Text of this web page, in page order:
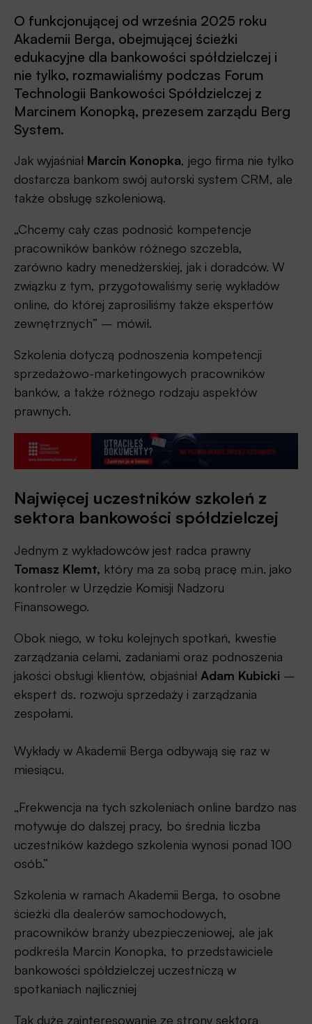
O funkcjonującej od września 2025 roku
Akademii Berga, obejmującej ścieżki
edukacyjne dla bankowości spółdzielczej i
nie tylko, rozmawialiśmy podczas Forum
Technologii Bankowości Spółdzielczej z
Marcinem Konopką, prezesem zarządu Berg
System.
Jak wyjaśniał Marcin Konopka, jego firma nie tylko
dostarcza bankom swój autorski system CRM, ale
także obsługę szkoleniową.
„Chcemy cały czas podnosić kompetencje
pracowników banków różnego szczebla,
zarówno kadry menedżerskiej, jak i doradców. W
związku z tym, przygotowaliśmy serię wykładów
online, do której zaprosiliśmy także ekspertów
zewnętrznych” – mówił.
Szkolenia dotyczą podnoszenia kompetencji
sprzedażowo-marketingowych pracowników
banków, a także różnego rodzaju aspektów
prawnych.
Najwięcej uczestników szkoleń z
sektora bankowości spółdzielczej
Jednym z wykładowców jest radca prawny
Tomasz Klemt, który ma za sobą pracę m.in. jako
kontroler w Urzędzie Komisji Nadzoru
Finansowego.
Obok niego, w toku kolejnych spotkań, kwestie
zarządzania celami, zadaniami oraz podnoszenia
jakości obsługi klientów, objaśniał Adam Kubicki –
ekspert ds. rozwoju sprzedaży i zarządzania
zespołami.
Wykłady w Akademii Berga odbywają się raz w
miesiącu.
„Frekwencja na tych szkoleniach online bardzo nas
motywuje do dalszej pracy, bo średnia liczba
uczestników każdego szkolenia wynosi ponad 100
osób.”
Szkolenia w ramach Akademii Berga, to osobne
ścieżki dla dealerów samochodowych,
pracowników branży ubezpieczeniowej, ale jak
podkreśla Marcin Konopka, to przedstawiciele
bankowości spółdzielczej uczestniczą w
spotkaniach najliczniej
Tak duże zainteresowanie ze strony sektora